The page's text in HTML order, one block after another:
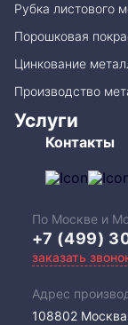
Рубка листового
Порошковая
Цинкование
Производство
Услуги
Контакты
По Москве и
+7 (499)
заказать
Адрес
108802​